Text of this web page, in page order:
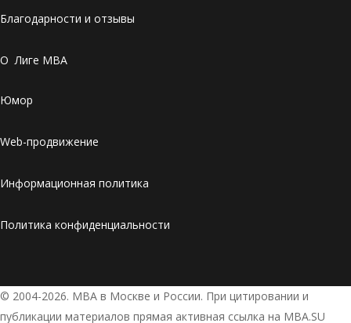
Благодарности и отзывы
О Лиге MBA
Юмор
Web-продвижение
Информационная политика
Политика конфиденциальности
© 2004-2026. МВА в Москве и России. При цитировании и
публикации материалов прямая активная ссылка на MBA.SU